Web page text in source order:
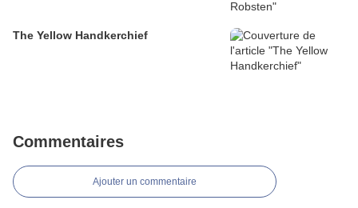
The Yellow Handkerchief
Commentaires
Ajouter un commentaire